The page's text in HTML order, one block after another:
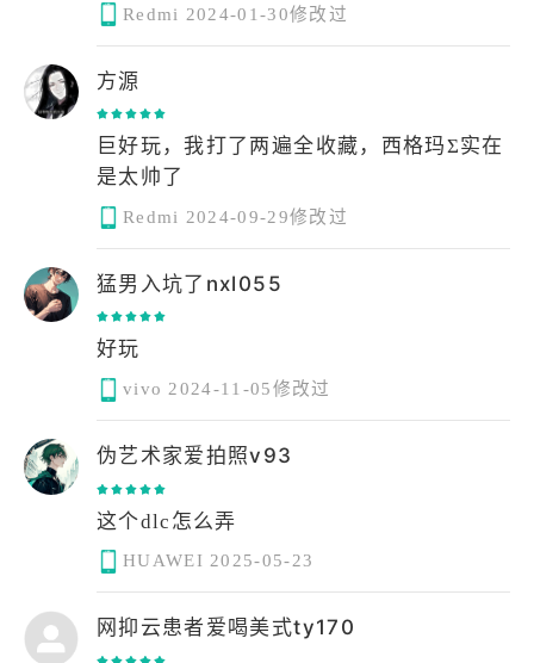
Redmi 2024-01-30修改过
方源
巨好玩，我打了两遍全收藏，西格玛Σ实在
是太帅了
Redmi 2024-09-29修改过
猛男入坑了nxl055
好玩
vivo 2024-11-05修改过
伪艺术家爱拍照v93
这个dlc怎么弄
HUAWEI 2025-05-23
网抑云患者爱喝美式ty170